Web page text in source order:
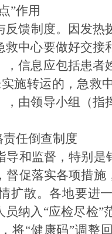
”作用
制度。因发热
中心要做好交接
信息应包括患者
施转运的，急救
由领导小组（指
任倒查制度
和监督，特别是
促落实各项措施
扩散。各地要进
纳入“应检尽检”
将“健康码”调整